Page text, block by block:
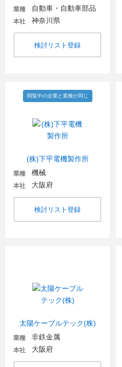
業種 自動車・自動車部品
本社 神奈川県
検討リスト登録
(株)下平電機製作所
閲覧中の企業と業種が同じ
業種 機械
本社 大阪府
検討リスト登録
太陽ケーブルテック(株)
業種 非鉄金属
本社 大阪府